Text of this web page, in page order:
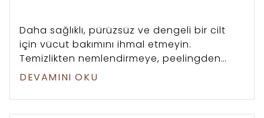
Daha sağlıklı, pürüzsüz ve dengeli bir cilt
için vücut bakımını ihmal etmeyin.
Temizlikten nemlendirmeye, peelingden
güneş korumasına kadar adım adım etkili
DEVAMINI OKU